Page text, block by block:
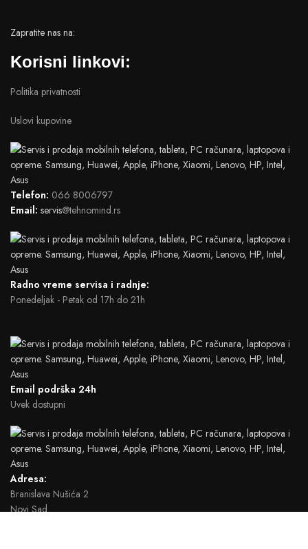
Zapratite nas na:
Korisni linkovi:
Politika privatnosti
Uslovi kupovine
Telefon: 066 8006797
Email: servis@tehnomind.rs
Radno vreme servisa i radnje:
Ponedeljak - Petak od 17h do 21h
Email podrška 24h
Uvek dostupni
Adresa:
Branislava Nušića 2
Novi Sad